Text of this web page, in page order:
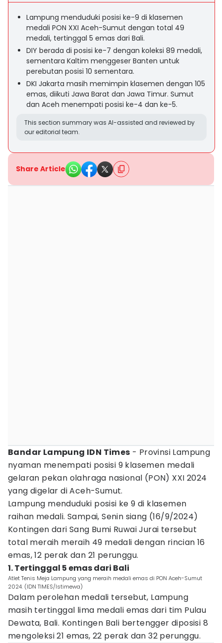
Lampung menduduki posisi ke-9 di klasemen
medali PON XXI Aceh-Sumut dengan total 49
medali, tertinggal 5 emas dari Bali.
DIY berada di posisi ke-7 dengan koleksi 89 medali,
sementara Kaltim menggeser Banten untuk
perebutan posisi 10 sementara.
DKI Jakarta masih memimpin klasemen dengan 105
emas, diikuti Jawa Barat dan Jawa Timur. Sumut
dan Aceh menempati posisi ke-4 dan ke-5.
This section summary was AI-assisted and reviewed by
our editorial team.
Share Article
Bandar Lampung IDN Times - Provinsi Lampung
nyaman menempati posisi 9 klasemen medali
gelaran pekan olahraga nasional (PON) XXI 2024
yang digelar di Aceh-Sumut.
Lampung menduduki posisi ke 9 di klasemen
raihan medali. Sampai, Senin siang (16/9/2024)
Kontingen dari Sang Bumi Ruwai Jurai tersebut
total meraih meraih 49 medali dengan rincian 16
emas, 12 perak dan 21 perunggu.
1. Tertinggal 5 emas dari Bali
Atlet Tenis Meja Lampung yang meraih medali emas di PON Aceh-Sumut
2024. (IDN TIMES/Istimewa)
Dalam perolehan medali tersebut, Lampung
masih tertinggal lima medali emas dari tim Pulau
Dewata, Bali. Kontingen Bali bertengger diposisi 8
mengoleksi 21 emas, 22 perak dan 32 perunggu.